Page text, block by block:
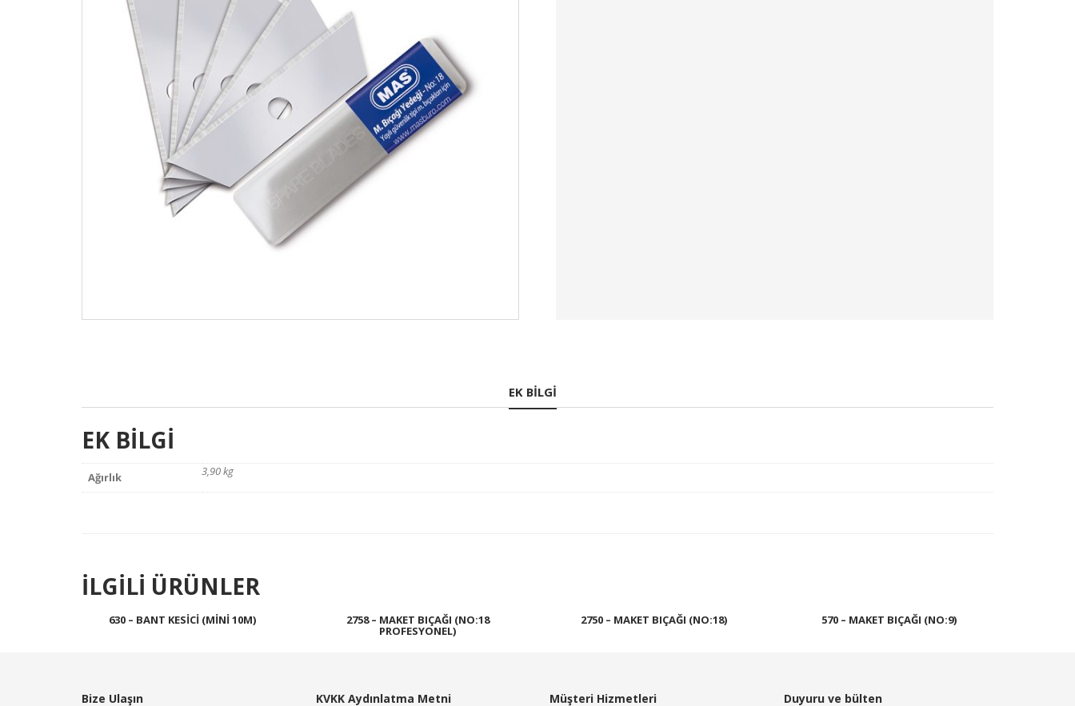
EK BILGI
EK BILGI
Ağırlık 3,90 kg
İLGILI ÜRÜNLER
630 – BANT KESICI (MINI 10M) 2758 – MAKET BIÇAĞI (NO:18
PROFESYONEL)
2750 – MAKET BIÇAĞI (NO:18) 570 – MAKET BIÇAĞI (NO:9)
Bize Ulaşın KVKK Aydınlatma Metni Müşteri Hizmetleri Duyuru ve bülten